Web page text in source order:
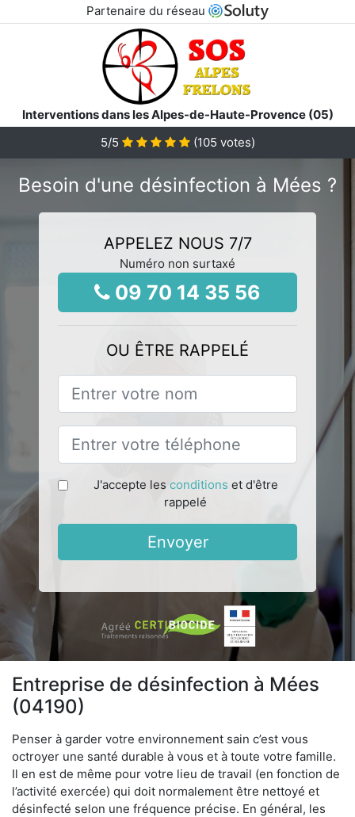
Partenaire du réseau
Interventions dans les Alpes-de-Haute-Provence (05)
5/5 (105 votes)
Besoin d'une désinfection à Mées ?
APPELEZ NOUS 7/7
Numéro non surtaxé
09 70 14 35 56
OU ÊTRE RAPPELÉ
J'accepte les conditions et d'être
rappelé
Envoyer
Entreprise de désinfection à Mées
(04190)
Penser à garder votre environnement sain c’est vous
octroyer une santé durable à vous et à toute votre famille.
Il en est de même pour votre lieu de travail (en fonction de
l’activité exercée) qui doit normalement être nettoyé et
désinfecté selon une fréquence précise. En général, les